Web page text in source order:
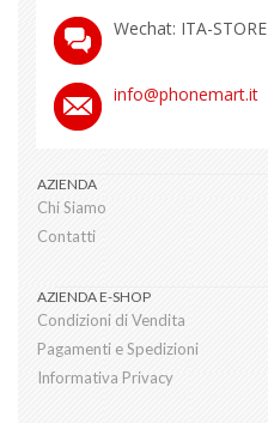
Wechat: ITA-STORE
info@phonemart.it
Menu
navigazione
AZIENDA
Chi Siamo
Contatti
AZIENDA E-SHOP
Condizioni di Vendita
Pagamenti e Spedizioni
Informativa Privacy